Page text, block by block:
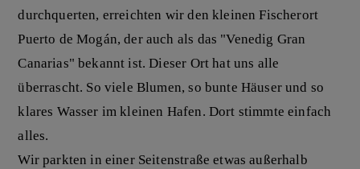
durchquerten, erreichten wir den kleinen Fischerort
Puerto de Mogán, der auch als das "Venedig Gran
Canarias" bekannt ist. Dieser Ort hat uns alle
überrascht. So viele Blumen, so bunte Häuser und so
klares Wasser im kleinen Hafen. Dort stimmte einfach
alles.
Wir parkten in einer Seitenstraße etwas außerhalb